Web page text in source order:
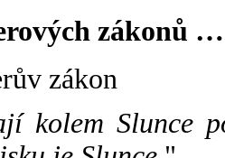
zákonů …
zákon
kolem Slunce